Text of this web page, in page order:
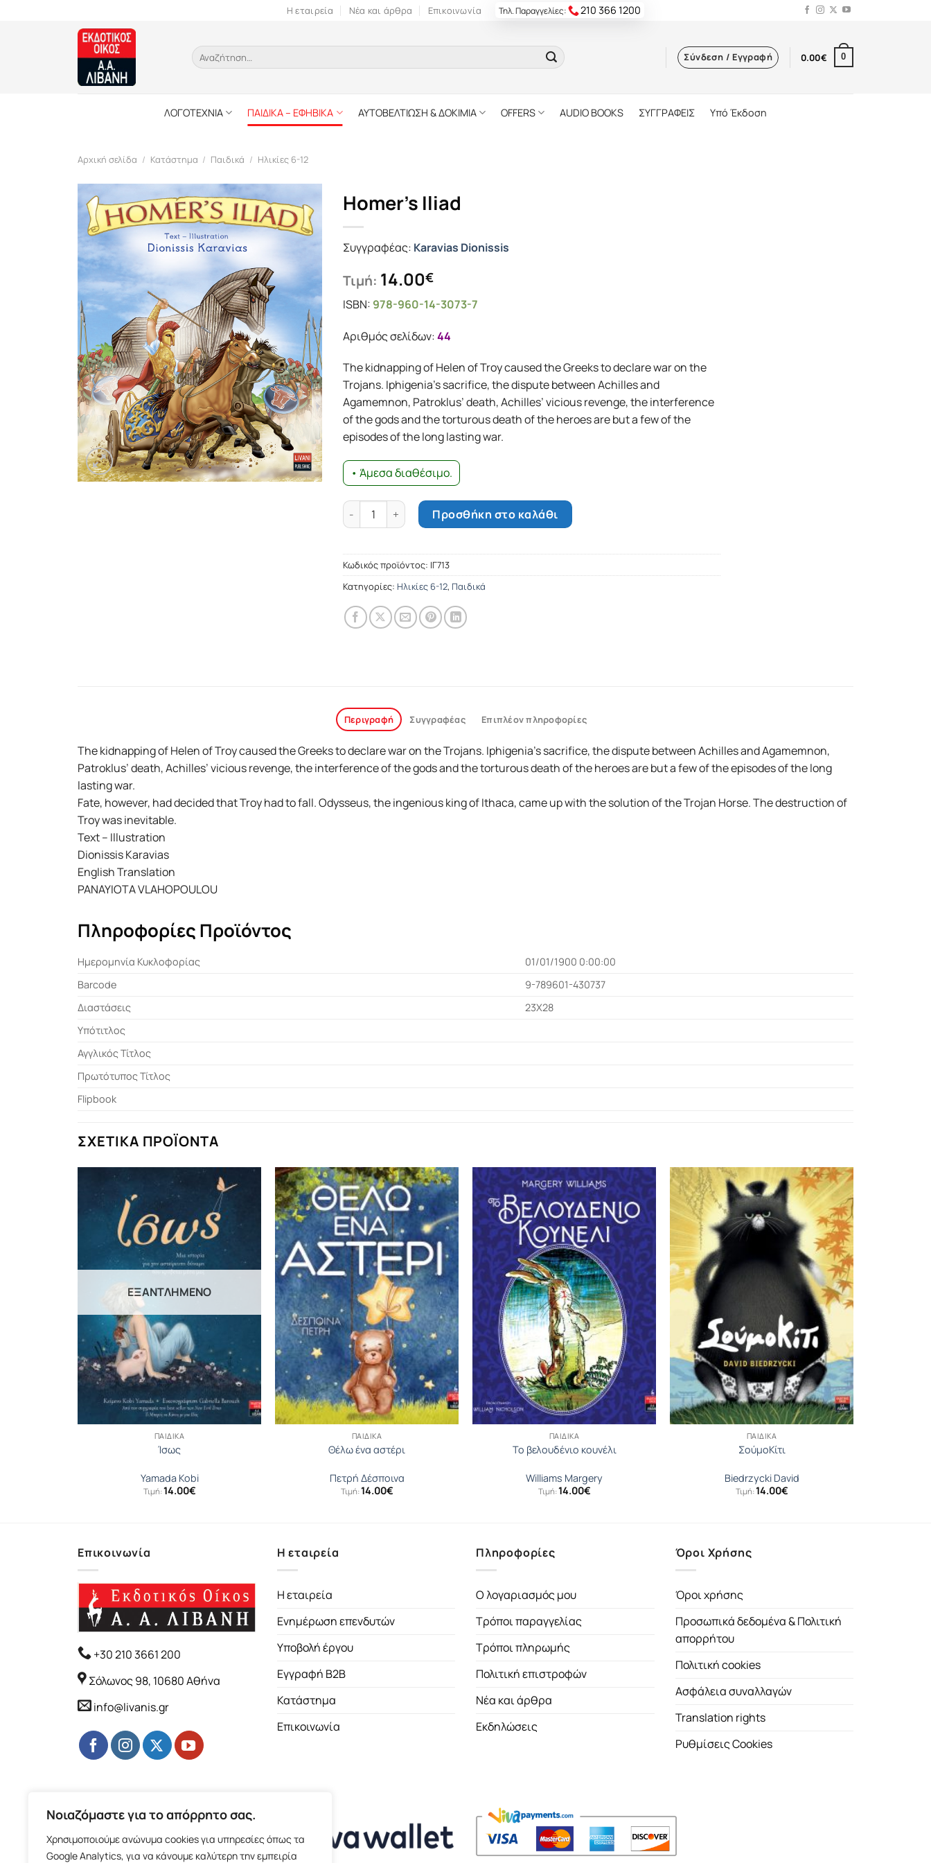
Νοιαζόμαστε για το απόρρητο σας.
Χρησιμοποιούμε ανώνυμα cookies για υπηρεσίες όπως τα
Google Analytics, για να κάνουμε καλύτερη την εμπειρία
Η εταιρεία Νέα και άρθρα Επικοινωνία Τηλ. Παραγγελίες: 210 366 1200
Αναζήτηση
για:
Σύνδεση / Εγγραφή 0.00€ 0
ΛΟΓΟΤΕΧΝΙΑ ΠΑΙΔΙΚΑ – ΕΦΗΒΙΚΑ ΑΥΤΟΒΕΛΤΙΩΣΗ & ΔΟΚΙΜΙΑ OFFERS AUDIO BOOKS ΣΥΓΓΡΑΦΕΙΣ Υπό Έκδοση
Αρχική σελίδα / Κατάστημα / Παιδικά / Ηλικίες 6-12
Homer’s Iliad
Συγγραφέας: Karavias Dionissis
Τιμή: 14.00€
ISBN: 978-960-14-3073-7
Αριθμός σελίδων:44
The kidnapping of Helen of Troy caused the Greeks to declare war on the
Trojans. Iphigenia’s sacrifice, the dispute between Achilles and
Agamemnon, Patroklus’ death, Achilles’ vicious revenge, the interference
of the gods and the torturous death of the heroes are but a few of the
episodes of the long lasting war.
• Άμεσα διαθέσιμο.
Homer's Iliad ποσότηταΠροσθήκη στο καλάθι
Κωδικός προϊόντος: ΙΓ713
Κατηγορίες: Ηλικίες 6-12, Παιδικά
Περιγραφή Συγγραφέας Επιπλέον πληροφορίες
The kidnapping of Helen of Troy caused the Greeks to declare war on the Trojans. Iphigenia’s sacrifice, the dispute between Achilles and Agamemnon,
Patroklus’ death, Achilles’ vicious revenge, the interference of the gods and the torturous death of the heroes are but a few of the episodes of the long
lasting war.
Fate, however, had decided that Troy had to fall. Odysseus, the ingenious king of Ithaca, came up with the solution of the Trojan Horse. The destruction of
Troy was inevitable.
Text – Illustration
Dionissis Karavias
English Translation
PANAYIOTA VLAHOPOULOU
Πληροφορίες Προϊόντος
Ημερομηνία Κυκλοφορίας
01/01/1900 0:00:00
Barcode
9-789601-430737
Διαστάσεις
23Χ28
Υπότιτλος
Αγγλικός Τίτλος
Πρωτότυπος Τίτλος
Flipbook
ΣΧΕΤΙΚΆ ΠΡΟΪΌΝΤΑ
ΕΞΑΝΤΛΗΜΈΝΟ
ΠΑΙΔΙΚΆ
Ίσως
Yamada Kobi
Τιμή:14.00€
ΠΑΙΔΙΚΆ
Θέλω ένα αστέρι
Πετρή Δέσποινα
Τιμή:14.00€
ΠΑΙΔΙΚΆ
Το βελουδένιο κουνέλι
Williams Margery
Τιμή:14.00€
ΠΑΙΔΙΚΆ
ΣούμοΚίτι
Biedrzycki David
Τιμή:14.00€
Επικοινωνία
+30 210 3661 200
Σόλωνος 98, 10680 Αθήνα
info@livanis.gr
Η εταιρεία
Η εταιρεία
Ενημέρωση επενδυτών
Υποβολή έργου
Εγγραφή B2B
Κατάστημα
Επικοινωνία
Πληροφορίες
Ο λογαριασμός μου
Τρόποι παραγγελίας
Τρόποι πληρωμής
Πολιτική επιστροφών
Νέα και άρθρα
Εκδηλώσεις
Όροι Χρήσης
Όροι χρήσης
Προσωπικά δεδομένα & Πολιτική
απορρήτου
Πολιτική cookies
Ασφάλεια συναλλαγών
Translation rights
Ρυθμίσεις Cookies